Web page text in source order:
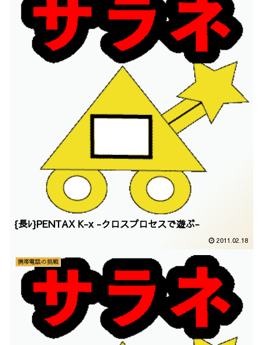
{長ﾚ}PENTAX K-x -クロスプロセスで遊ぶ-
2011.02.18
携帯電話の挑戦